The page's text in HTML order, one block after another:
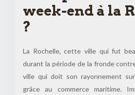
week-end à la
?
La Rochelle, cette ville qui fut
durant la période de la fronde
ville qui doit son rayonnement
grâce au commerce maritime.